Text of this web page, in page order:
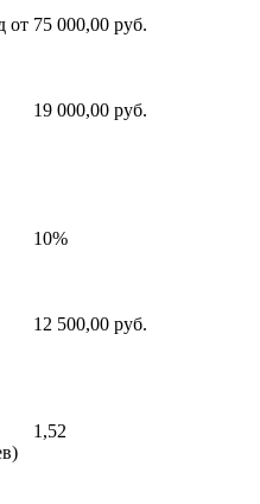
от 75 000,00 руб.
­19 000,00 руб.
10%
12 500,00 руб.
1,52